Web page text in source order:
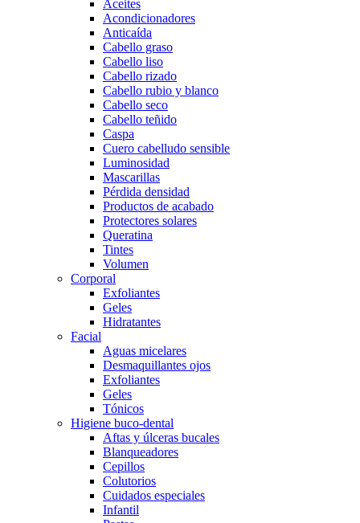
Aceites
Acondicionadores
Anticaída
Cabello graso
Cabello liso
Cabello rizado
Cabello rubio y blanco
Cabello seco
Cabello teñido
Caspa
Cuero cabelludo sensible
Luminosidad
Mascarillas
Pérdida densidad
Productos de acabado
Protectores solares
Queratina
Tintes
Volumen
Corporal
Exfoliantes
Geles
Hidratantes
Facial
Aguas micelares
Desmaquillantes ojos
Exfoliantes
Geles
Tónicos
Higiene buco-dental
Aftas y úlceras bucales
Blanqueadores
Cepillos
Colutorios
Cuidados especiales
Infantil